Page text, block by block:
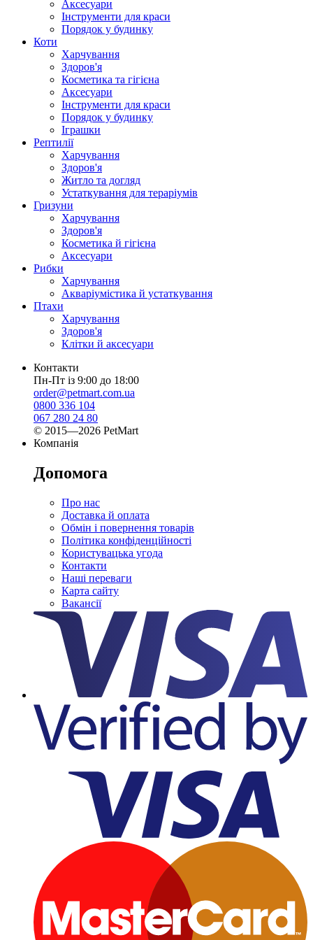
Аксесуари
Інструменти для краси
Порядок у будинку
Коти
Харчування
Здоров'я
Косметика та гігієна
Аксесуари
Інструменти для краси
Порядок у будинку
Іграшки
Рептилії
Харчування
Здоров'я
Житло та догляд
Устаткування для тераріумів
Гризуни
Харчування
Здоров'я
Косметика й гігієна
Аксесуари
Рибки
Харчування
Акваріумістика й устаткування
Птахи
Харчування
Здоров'я
Клітки й аксесуари
Контакти
Пн-Пт із 9:00 до 18:00
order@petmart.com.ua
0800 336 104
067 280 24 80
© 2015—2026 PetMart
Компанія
Допомога
Про нас
Доставка й оплата
Обмін і повернення товарів
Політика конфіденційності
Користувацька угода
Контакти
Наші переваги
Карта сайту
Вакансії